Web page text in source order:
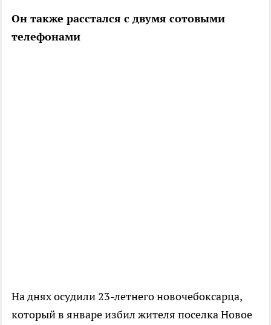
Он также расстался с двумя сотовыми
телефонами
На днях осудили 23-летнего новочебоксарца,
который в январе избил жителя поселка Новое